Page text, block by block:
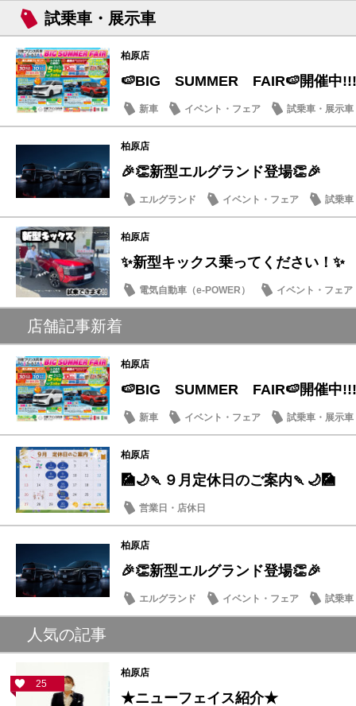
試乗車・展示車
柏原店
🍉BIG SUMMER FAIR🍉開催中
新車 イベント・フェア 試乗車・展示車
柏原店
🎉👏新型エルグランド登場👏🎉
エルグランド イベント・フェア 試乗車
柏原店
✨新型キックス乗ってください！✨
電気自動車（e-POWER）
イベント・フェア
キックス
店舗記事新着
柏原店
🍉BIG SUMMER FAIR🍉開催中
新車 イベント・フェア 試乗車・展示車
柏原店
🎑🌙🍡９月定休日のご案内🍡🌙🎑
営業日・店休日
柏原店
🎉👏新型エルグランド登場👏🎉
エルグランド イベント・フェア 試乗車
人気の記事
25
柏原店
★ニューフェイス紹介★